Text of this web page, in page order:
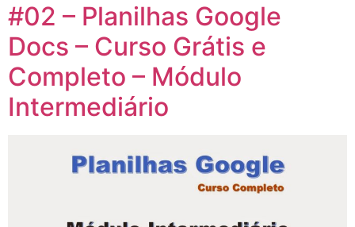
#02 – Planilhas Google
Docs – Curso Grátis e
Completo – Módulo
Intermediário